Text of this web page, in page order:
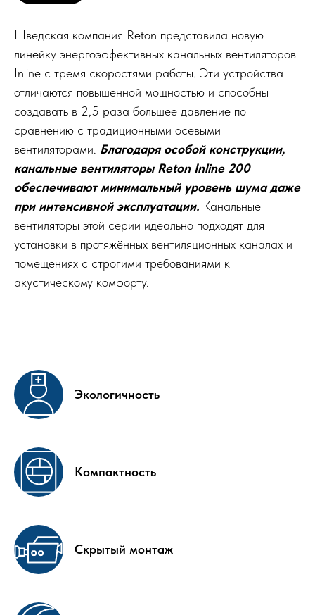
Шведская компания Reton представила новую
линейку энергоэффективных канальных вентиляторов
Inline с тремя скоростями работы. Эти устройства
отличаются повышенной мощностью и способны
создавать в 2,5 раза большее давление по
сравнению с традиционными осевыми
вентиляторами. Благодаря особой конструкции,
канальные вентиляторы Reton Inline 200
обеспечивают минимальный уровень шума даже
при интенсивной эксплуатации. Канальные
вентиляторы этой серии идеально подходят для
установки в протяжённых вентиляционных каналах и
помещениях с строгими требованиями к
акустическому комфорту.
Экологичность
Компактность
Скрытый монтаж